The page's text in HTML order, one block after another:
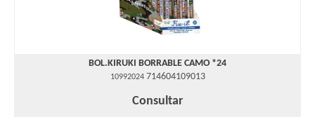
BOL.KIRUKI BORRABLE CAMO *24
10992024 714604109013
Consultar